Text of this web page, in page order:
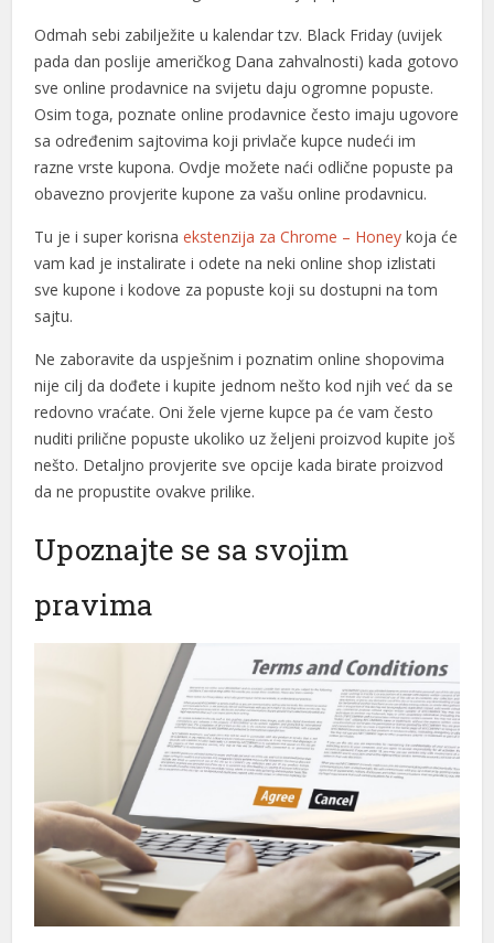
link shortener
giriş
giriş
geri getirme büyüsü
mavibet giriş
giriş
Odmah sebi zabilježite u kalendar tzv. Black Friday (uvijek
pada dan poslije američkog Dana zahvalnosti) kada gotovo
sve online prodavnice na svijetu daju ogromne popuste.
Osim toga, poznate online prodavnice često imaju ugovore
sa određenim sajtovima koji privlače kupce nudeći im
razne vrste kupona. Ovdje možete naći odlične popuste pa
obavezno provjerite kupone za vašu online prodavnicu.
Tu je i super korisnaekstenzija za Chrome – Honey koja će
vam kad je instalirate i odete na neki online shop izlistati
sve kupone i kodove za popuste koji su dostupni na tom
sajtu.
Ne zaboravite da uspješnim i poznatim online shopovima
nije cilj da dođete i kupite jednom nešto kod njih već da se
redovno vraćate. Oni žele vjerne kupce pa će vam često
nuditi prilične popuste ukoliko uz željeni proizvod kupite još
nešto. Detaljno provjerite sve opcije kada birate proizvod
da ne propustite ovakve prilike.
Upoznajte se sa svojim
pravima